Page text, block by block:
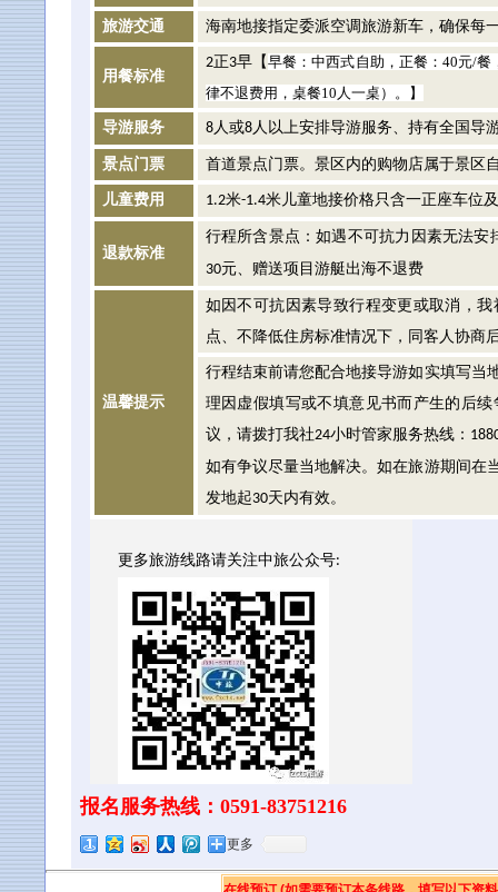
旅游交通 海南地接指定委派空调旅游新车，确保每
用餐标准
2正3早【早餐：中西式自助，正餐： 40元/餐
律不退费用，桌餐10 人一桌）。】
导游服务 8人或8人以上安排导游服务、持有全国导
景点门票 首道景点门票。景区内的购物店属于景区
儿童费用 1.2米-1.4米儿童地接价格只含一正座车位
退款标准
行程所含景点：如遇不可抗力因素无法安
30元、赠送项目游艇出海不退费
温馨提示
如因不可抗因素导致行程变更或取消，
点、不降低住房标准情况下，同客人协商
行程结束前请您配合地接导游如实填写当
理因虚假填写或不填意见书而产生的后
议，请拨打我社24小时管家服务热线：
如有争议尽量当地解决。如在旅游期间在
发地起30天内有效。
更多旅游线路请关注中旅公众号:
报名服务热线：0591-83751216
更多